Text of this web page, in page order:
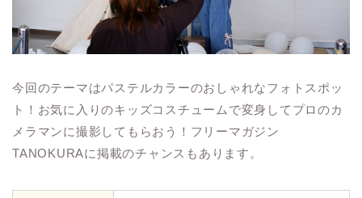
今回のテーマはパステルカラーのおしゃれなフォトスポッ
ト！お気に入りのキッズコスチュームで変身してプロのカ
メラマンに撮影してもらおう！フリーマガジン
TANOKURAに掲載のチャンスもあります。